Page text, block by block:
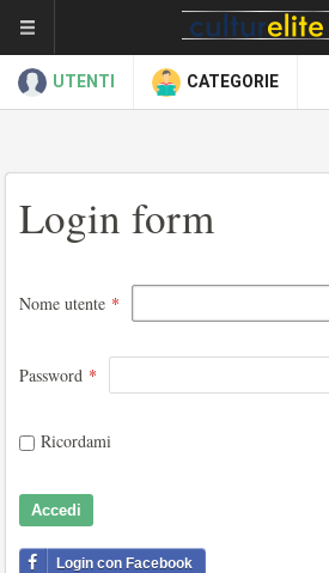
UTENTI CATEGORIE
Login form
Nome utente *
Password *
Ricordami
Accedi
Login con Facebook